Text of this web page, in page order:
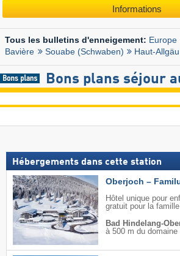
Informations
Tous les bulletins d'enneigement: Europe
Bavière
Souabe (Schwaben) Haut-
Bons plans séjour
Hébergements dans cette station
Oberjoch –
Hôtel unique pour
gratuit pour la famille
Bad Hindelang-
à 500 m du domaine